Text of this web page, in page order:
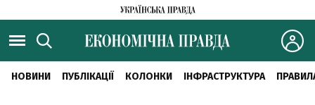
НОВИНИ ПУБЛІКАЦІЇ КОЛОНКИ ІНФРАСТРУКТУРА